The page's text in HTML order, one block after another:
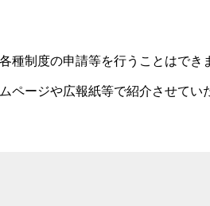
種制度の申請等を行うことはでき
ージや広報紙等で紹介させてい